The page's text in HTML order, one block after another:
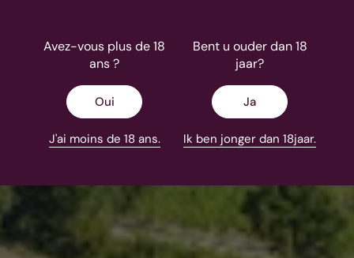
Avez-vous plus de 18
ans ?
Oui
J'ai moins de 18 ans.
Bent u ouder dan 18
jaar?
Ja
Ik ben jonger dan 18jaar.
En savoir plus